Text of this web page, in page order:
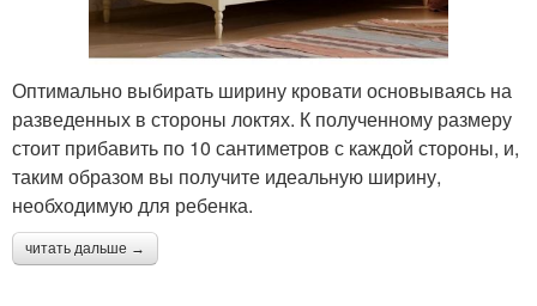
Оптимально выбирать ширину кровати основываясь на
разведенных в стороны локтях. К полученному размеру
стоит прибавить по 10 сантиметров с каждой стороны, и,
таким образом вы получите идеальную ширину,
необходимую для ребенка.
читать дальше →